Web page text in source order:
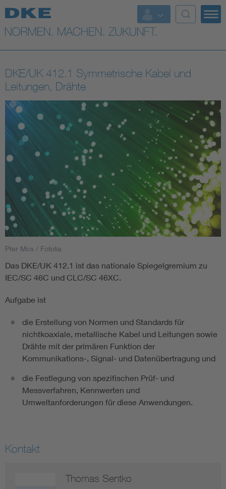
Top-Themen
VDE Fokusthemen
Digital Security
Living
Mobility
Smart Cities
DKE Fachinformationen im Kontext der Normung
Blitzschutz: DIN EN 62305 in der Übersicht
Circular Economy für mehr Ressourceneffizienz
Cybersecurity in der Industrieautomatisierung
DIN VDE 0100 für sichere Elektroinstallationen
DKE/UK 412.1 Symmetrische Kabel und
Leitungen, Drähte
Pter Mcs / Fotolia
Das DKE/UK 412.1 ist das nationale Spiegelgremium zu
IEC/SC 46C und CLC/SC 46XC.
Aufgabe ist
die Erstellung von Normen und Standards für
nichtkoaxiale, metallische Kabel und Leitungen sowie
Drähte mit der primären Funktion der
Kommunikations-, Signal- und Datenübertragung und
die Festlegung von spezifischen Prüf- und
Messverfahren, Kennwerten und
Umweltanforderungen für diese Anwendungen.
Kontakt
Thomas Sentko